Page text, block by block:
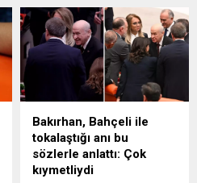
Bakırhan, Bahçeli ile
tokalaştığı anı bu
sözlerle anlattı: Çok
kıymetliydi